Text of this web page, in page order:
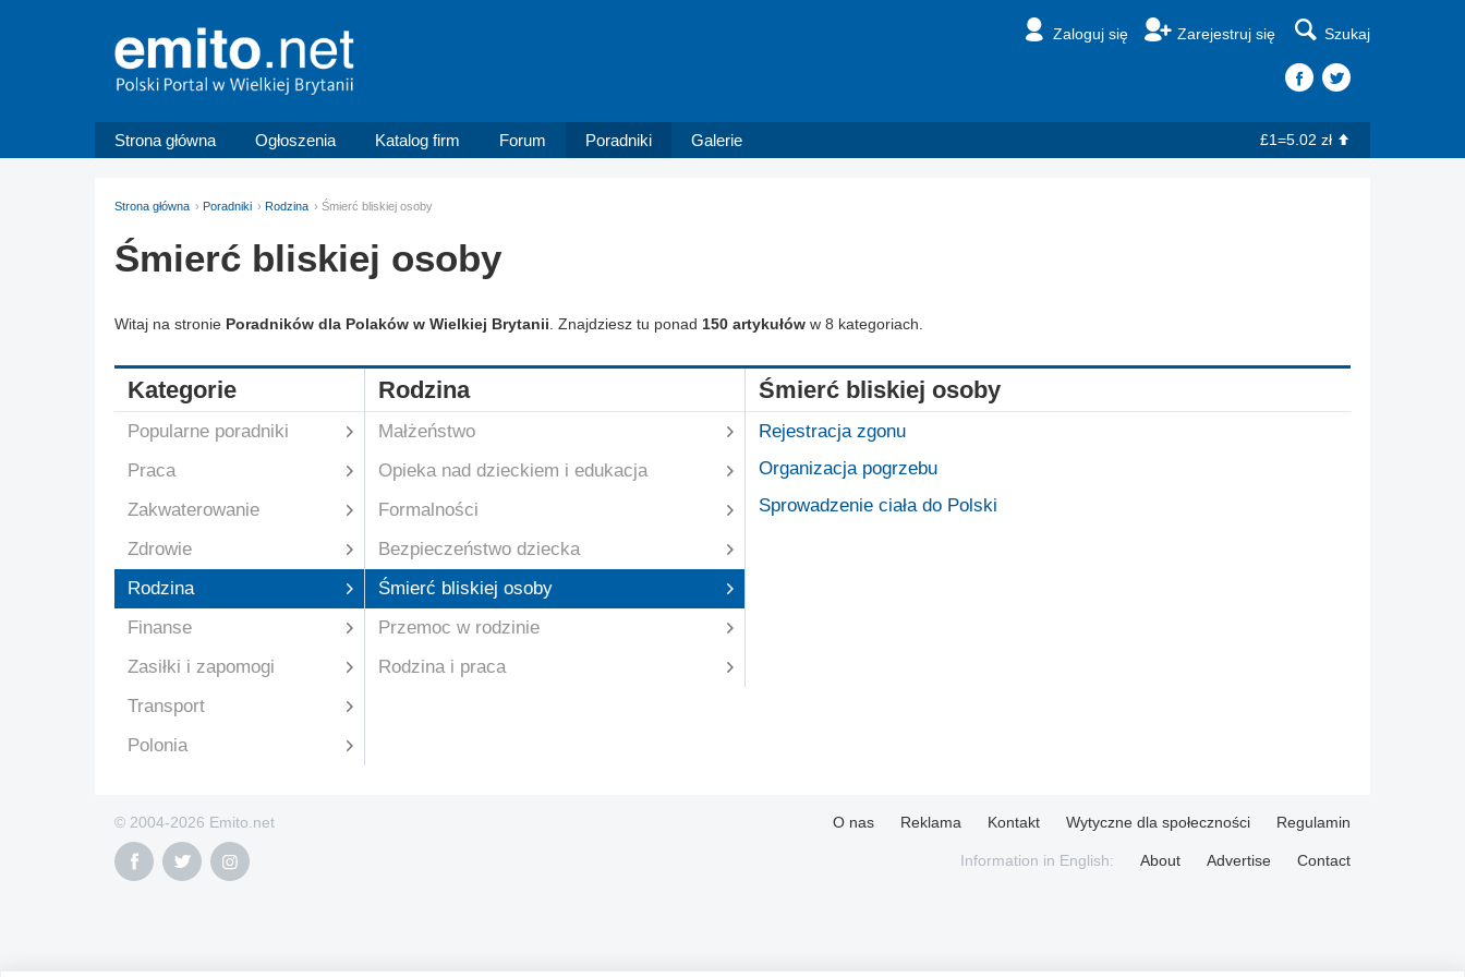
Zaloguj się Zarejestruj się Szukaj
Strona główna Ogłoszenia Katalog firm Forum Poradniki Galerie £1=5.02 zł
Strona główna Poradniki Rodzina Śmierć bliskiej osoby
Śmierć bliskiej osoby
Witaj na stronie Poradników dla Polaków w Wielkiej Brytanii. Znajdziesz tu ponad 150 artykułów w 8 kategoriach.
Kategorie
Popularne poradniki
Praca
Zakwaterowanie
Zdrowie
Rodzina
Finanse
Zasiłki i zapomogi
Transport
Polonia
Rodzina
Małżeństwo
Opieka nad dzieckiem i edukacja
Formalności
Bezpieczeństwo dziecka
Śmierć bliskiej osoby
Przemoc w rodzinie
Rodzina i praca
Śmierć bliskiej osoby
Rejestracja zgonu
Organizacja pogrzebu
Sprowadzenie ciała do Polski
O nas Reklama Kontakt Wytyczne dla społeczności Regulamin
Information in English: About Advertise Contact
© 2004-2026 Emito.net